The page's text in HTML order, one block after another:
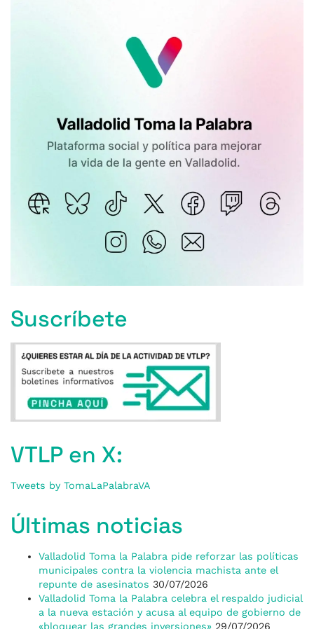
Suscríbete
VTLP en X:
Tweets by TomaLaPalabraVA
Últimas noticias
Valladolid Toma la Palabra pide reforzar las políticas
municipales contra la violencia machista ante el
repunte de asesinatos 30/07/2026
Valladolid Toma la Palabra celebra el respaldo judicial
a la nueva estación y acusa al equipo de gobierno de
«bloquear las grandes inversiones» 29/07/2026